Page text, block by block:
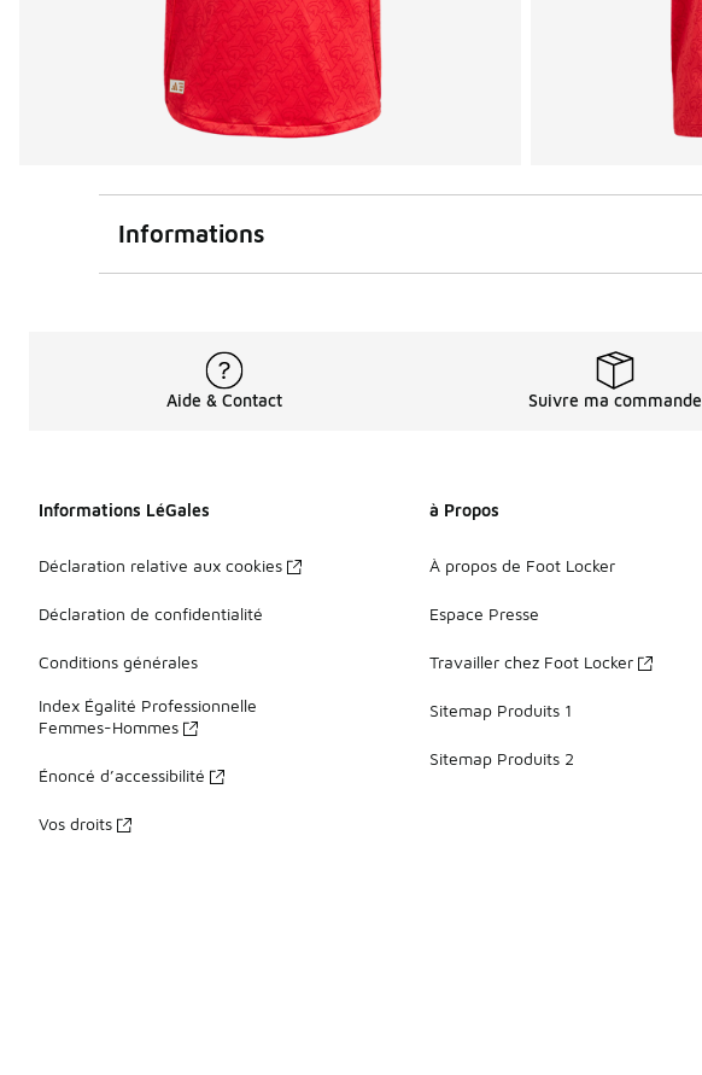
Informations
Aide & Contact Suivre ma commande
Informations LéGales
Déclaration relative aux cookies
Déclaration de confidentialité
Conditions générales
Index Égalité Professionnelle
Femmes-Hommes
Énoncé d’accessibilité
Vos droits
à Propos
À propos de Foot Locker
Espace Presse
Travailler chez Foot Locker
Sitemap Produits 1
Sitemap Produits 2